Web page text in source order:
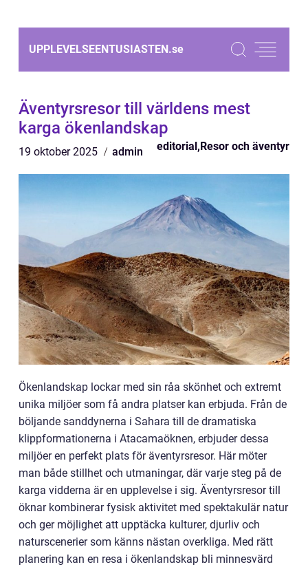
UPPLEVELSEENTUSIASTEN.se
Äventyrsresor till världens mest
karga ökenlandskap
19 oktober 2025 admin editorial,Resor och äventyr
Ökenlandskap lockar med sin råa skönhet och extremt
unika miljöer som få andra platser kan erbjuda. Från de
böljande sanddynerna i Sahara till de dramatiska
klippformationerna i Atacamaöknen, erbjuder dessa
miljöer en perfekt plats för äventyrsresor. Här möter
man både stillhet och utmaningar, där varje steg på de
karga vidderna är en upplevelse i sig. Äventyrsresor till
öknar kombinerar fysisk aktivitet med spektakulär natur
och ger möjlighet att upptäcka kulturer, djurliv och
naturscenerier som känns nästan overkliga. Med rätt
planering kan en resa i ökenlandskap bli minnesvärd